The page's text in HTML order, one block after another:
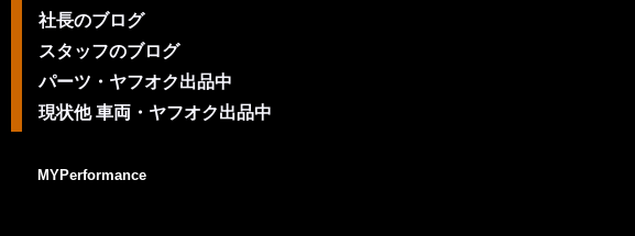
社長のブログ
スタッフのブログ
パーツ・ヤフオク出品中
現状他 車両・ヤフオク出品中
MYPerformance